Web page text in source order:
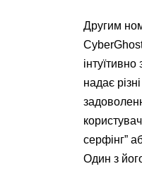
Другим
надає
серфінг”
Один з